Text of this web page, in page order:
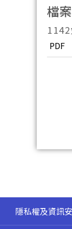
檔
PDF
隱私權及資訊